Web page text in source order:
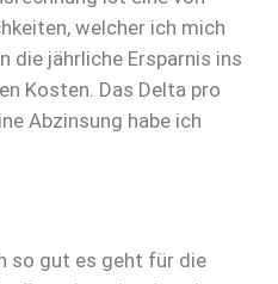
welcher ich mich
die jährliche Ersparnis ins
Kosten. Das Delta pro
Abzinsung habe ich
so gut es geht für die